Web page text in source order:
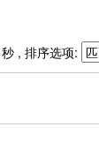
, 排序选项: